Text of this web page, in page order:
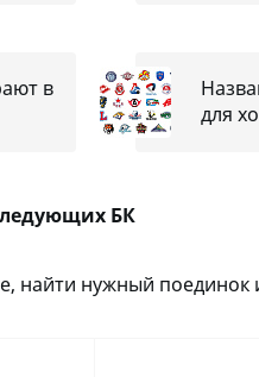
в
для
БК
найти нужный поединок